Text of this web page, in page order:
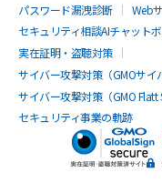
パスワード漏洩診断
Web
セキュリティ相談AIチャット
実在証明・盗聴対策
サイバー攻撃対策（GMOサイ
サイバー攻撃対策（GMO Flatt
セキュリティ事業の軌跡